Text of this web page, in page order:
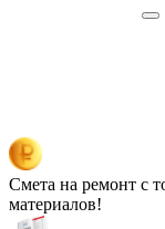
Смета на ремонт с
материалов!